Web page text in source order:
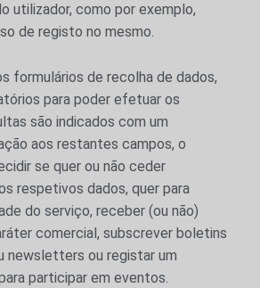
utilizador, como por exemplo,
de registo no mesmo.
formulários de recolha de dados,
para poder efetuar os
são indicados com um
aos restantes campos, o
se quer ou não ceder
respetivos dados, quer para
do serviço, receber (ou não)
comercial, subscrever boletins
newsletters ou registar um
participar em eventos.